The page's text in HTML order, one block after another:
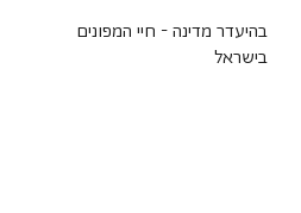
בהיעדר מדינה - חיי המפונים
בישראל